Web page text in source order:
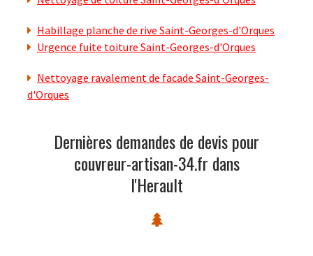
Habillage planche de rive Saint-Georges-d'Orques
Urgence fuite toiture Saint-Georges-d'Orques
Nettoyage ravalement de facade Saint-Georges-
d'Orques
Dernières demandes de devis pour
couvreur-artisan-34.fr dans
l'Herault